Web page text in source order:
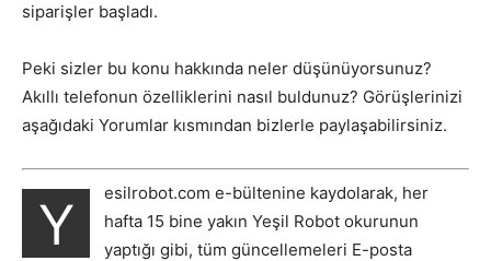
siparişler başladı.
Peki sizler bu konu hakkında neler düşünüyorsunuz?
Akıllı telefonun özelliklerini nasıl buldunuz? Görüşlerinizi
aşağıdaki Yorumlar kısmından bizlerle paylaşabilirsiniz.
Y
esilrobot.com e-bültenine kaydolarak, her
hafta 15 bine yakın Yeşil Robot okurunun
yaptığı gibi, tüm güncellemeleri E-posta